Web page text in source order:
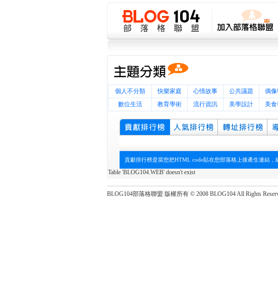
個人不分類 快樂家庭 心情故事 公共議題 偶像
數位生活
教育學術 流行資訊 美學設計 美食
貢獻排行榜是當您把HTML code貼在您部落格上後產生連結
Table 'BLOG104.WEB' doesn't exist
BLOG104部落格聯盟 版權所有 © 2008 BLOG104 All Rights